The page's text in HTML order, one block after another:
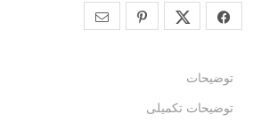
توضیحات
توضیحات تکمیلی